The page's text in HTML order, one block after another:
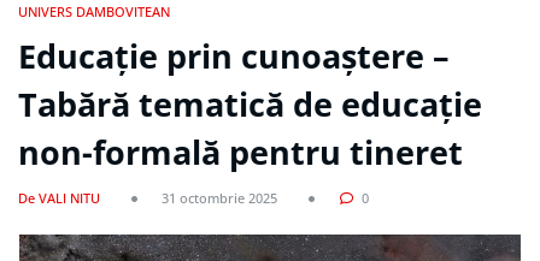
UNIVERS DAMBOVITEAN
Educație prin cunoaștere –
Tabără tematică de educație
non-formală pentru tineret
De VALI NITU 31 octombrie 2025 0